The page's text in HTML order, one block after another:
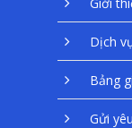
Dịch
Bảng
Gửi